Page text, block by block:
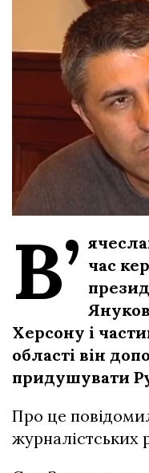
В’ час
Херсону і
області він
придушувати
Про це
журналістських